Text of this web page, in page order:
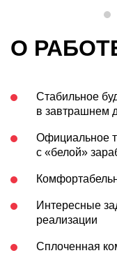
О
Стабильное
в завтрашнем
Официальное
с «белой»
Интересные
реализации
Сплоченная